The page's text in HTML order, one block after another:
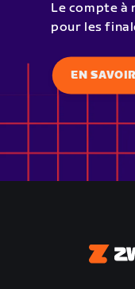
Le compte à
pour les
EN